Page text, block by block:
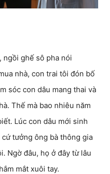
ghế sô pha nói
nhà, con trai tôi đón bố
sóc con dâu mang thai và
Thế mà bao nhiêu năm
Lúc con dâu mới sinh
tưởng ông bà thông gia
Ngờ đâu, họ ở đây từ lâu
mắt xuôi tay.